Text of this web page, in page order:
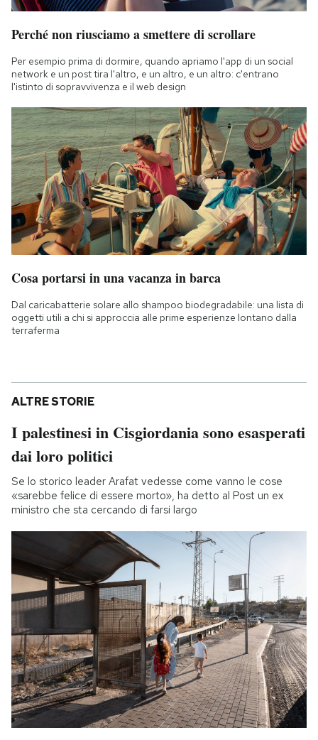
Perché non riusciamo a smettere di scrollare
Per esempio prima di dormire, quando apriamo l'app di un social
network e un post tira l'altro, e un altro, e un altro: c'entrano
l'istinto di sopravvivenza e il web design
Cosa portarsi in una vacanza in barca
Dal caricabatterie solare allo shampoo biodegradabile: una lista di
oggetti utili a chi si approccia alle prime esperienze lontano dalla
terraferma
ALTRE STORIE
I palestinesi in Cisgiordania sono esasperati
dai loro politici
Se lo storico leader Arafat vedesse come vanno le cose
«sarebbe felice di essere morto», ha detto al Post un ex
ministro che sta cercando di farsi largo